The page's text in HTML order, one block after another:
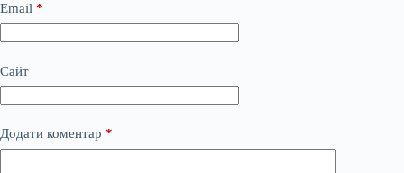
Email *
Сайт
Додати коментар *